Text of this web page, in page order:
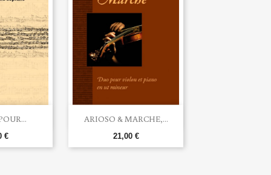
€
rapide ARIOSO & MARCHE,...
21,00 €
Aperçu rapide